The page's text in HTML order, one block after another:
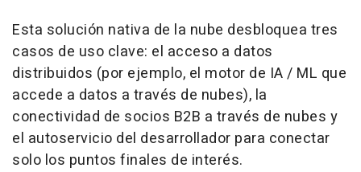
Esta solución nativa de la nube desbloquea tres
casos de uso clave: el acceso a datos
distribuidos (por ejemplo, el motor de IA / ML que
accede a datos a través de nubes), la
conectividad de socios B2B a través de nubes y
el autoservicio del desarrollador para conectar
solo los puntos finales de interés.